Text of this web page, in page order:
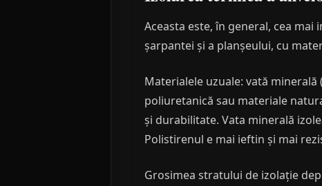
Aceasta este, în general, cea
șarpantei și a planșeului, cu
Materialele uzuale: vată minerală
poliuretanică sau materiale
și durabilitate. Vata minerală
Polistirenul e mai ieftin și mai
Grosimea stratului de izolație